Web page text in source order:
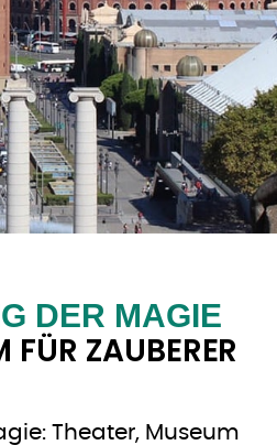
DER MAGIE
FÜR ZAUBERER
Theater, Museum